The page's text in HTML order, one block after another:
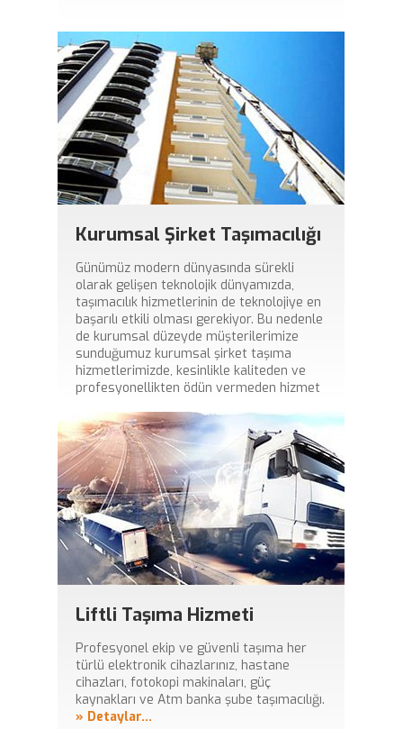
Kurumsal Şirket Taşımacılığı
Günümüz modern dünyasında sürekli
olarak gelişen teknolojik dünyamızda,
taşımacılık hizmetlerinin de teknolojiye en
başarılı etkili olması gerekiyor. Bu nedenle
de kurumsal düzeyde müşterilerimize
sunduğumuz kurumsal şirket taşıma
hizmetlerimizde, kesinlikle kaliteden ve
profesyonellikten ödün vermeden hizmet
Liftli Taşıma Hizmeti
Profesyonel ekip ve güvenli taşıma her
türlü elektronik cihazlarınız, hastane
cihazları, fotokopi makinaları, güç
kaynakları ve Atm banka şube taşımacılığı.
» Detaylar...